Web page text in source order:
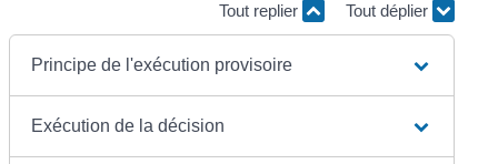
Tout replier Tout déplier
Principe de l'exécution provisoire
Exécution de la décision